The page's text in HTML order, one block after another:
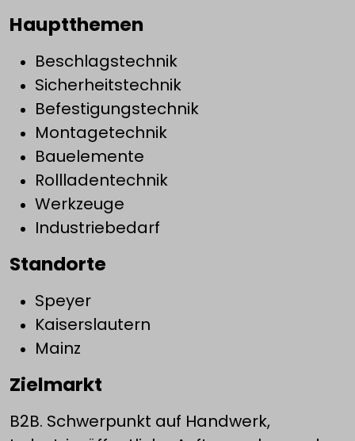
Hauptthemen
Beschlagstechnik
Sicherheitstechnik
Befestigungstechnik
Montagetechnik
Bauelemente
Rollladentechnik
Werkzeuge
Industriebedarf
Standorte
Speyer
Kaiserslautern
Mainz
Zielmarkt
B2B. Schwerpunkt auf Handwerk,